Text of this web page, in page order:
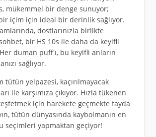
mükemmel bir denge sunuyor;
içim için ideal bir derinlik sağlıyor.
dostlarınızla birlikte
bir HS 10s ile daha da keyifli
duman puff'ı, bu keyifli anların
sağlıyor.
tütün yelpazesi, kaçırılmayacak
ile karşımıza çıkıyor. Hızla tükenen
için harekete geçmekte fayda
tütün dünyasında kaybolmanın en
seçimleri yapmaktan geçiyor!